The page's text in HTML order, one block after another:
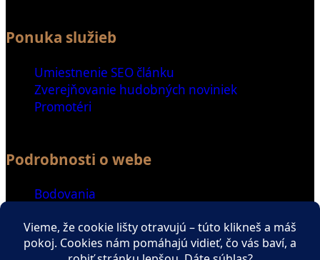
Ponuka služieb
Umiestnenie SEO článku
Zverejňovanie hudobných noviniek
Promotéri
Podrobnosti o webe
Bodovania